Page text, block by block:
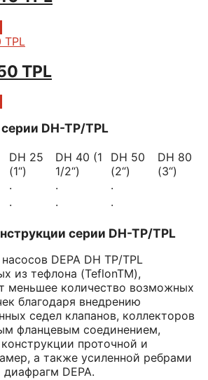
TPL
DН-ТP/ТPL
DH 25
(1“)
DH 40 (1
1/2“)
DH 50
(2“)
DH 80
(3“)
· ·
·
· · ·
серии DН-ТP/ТPL
DEPA DH ТP/ТPL
из тефлона (TeflonTM),
меньшее количество возможных
благодаря внедрению
седел клапанов, коллекторов
фланцевым соединением,
проточной и
а также усиленной ребрами
DEPA.